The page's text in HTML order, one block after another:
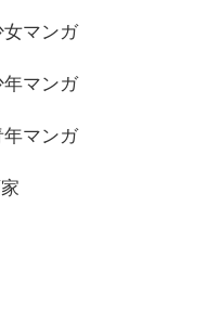
女マンガ
年マンガ
年マンガ